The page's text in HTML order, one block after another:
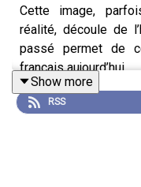
Cette image,
réalité, découle de
passé permet de
français aujourd’hui.
Show more
RSS